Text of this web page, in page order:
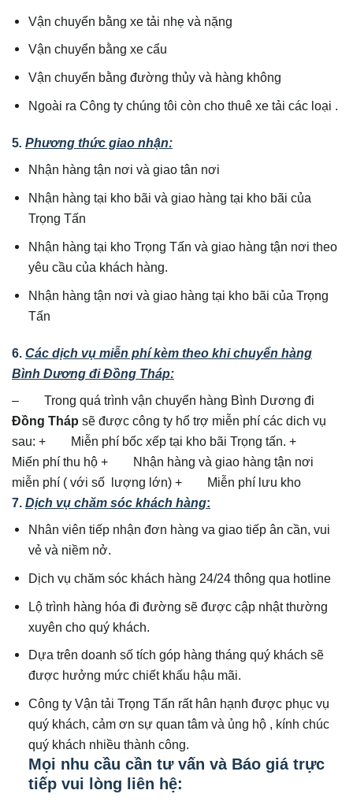
Vận chuyển bằng xe tải nhẹ và nặng
Vận chuyển bằng xe cẩu
Vận chuyển bằng đường thủy và hàng không
Ngoài ra Công ty chúng tôi còn cho thuê xe tải các loại .
5. Phương thức giao nhận:
Nhận hàng tận nơi và giao tân nơi
Nhận hàng tại kho bãi và giao hàng tại kho bãi của
Trọng Tấn
Nhận hàng tại kho Trọng Tấn và giao hàng tận nơi theo
yêu cầu của khách hàng.
Nhận hàng tận nơi và giao hàng tại kho bãi của Trọng
Tấn
6. Các dịch vụ miễn phí kèm theo khi chuyển hàng
Bình Dương đi Đồng Tháp:
– Trong quá trình vận chuyển hàng Bình Dương đi
Đồng Tháp sẽ được công ty hổ trợ miễn phí các dich vụ
sau: + Miễn phí bốc xếp tại kho bãi Trọng tấn. +
Miến phí thu hộ + Nhận hàng và giao hàng tận nơi
miễn phí ( với số lượng lớn) + Miễn phí lưu kho
7. Dịch vụ chăm sóc khách hàng:
Nhân viên tiếp nhận đơn hàng va giao tiếp ân cần, vui
vẻ và niềm nở.
Dịch vụ chăm sóc khách hàng 24/24 thông qua hotline
Lộ trình hàng hóa đi đường sẽ được cập nhật thường
xuyên cho quý khách.
Dựa trên doanh số tích góp hàng tháng quý khách sẽ
được hưởng mức chiết khấu hậu mãi.
Công ty Vận tải Trọng Tấn rất hân hạnh được phục vụ
quý khách, cảm ơn sự quan tâm và ủng hộ , kính chúc
quý khách nhiều thành công.
Mọi nhu cầu cần tư vấn và Báo giá trực
tiếp vui lòng liên hệ: